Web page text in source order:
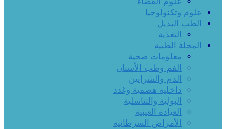
علوم وتكنولوجيا
الطب البديل
التغذية
المجلة الطبية
معلومات صحية
الفم وطب الأسنان
الدم والشرايين
داخلية هضمية وغدد
البولية والتناسلية
العيادة العينية
الأمراض السرطانية